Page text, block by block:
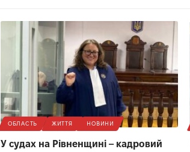
ОБЛАСТЬ ЖИТТЯ НОВИНИ
У судах на Рівненщині – кадровий